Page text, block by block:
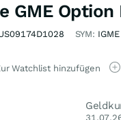
GME
SYM: IGME
Watchlist hinzufügen